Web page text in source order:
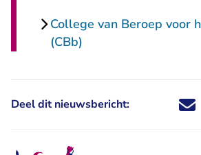
College van Beroep voor
(CBb)
Deel dit nieuwsbericht: Deel dit
Deel